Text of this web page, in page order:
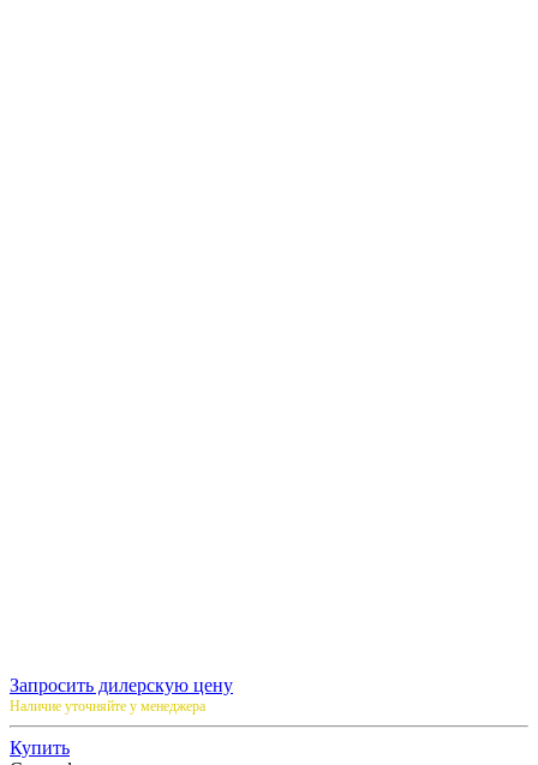
Запросить дилерскую цену
Наличие уточняйте у менеджера
Купить